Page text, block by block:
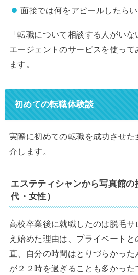
面接では何をアピールしたら
「転職について相談する人がい
エージェントのサービスを使って
ます。
初めての転職体験談
実際に初めての転職を成功させ
介します。
エステティシャンから写真館の
代・女性）
高校卒業後に就職したのは脱毛
え始めた理由は、プライベート
直、自分の時間はとりづらかっ
が２２時を過ぎることも多かった